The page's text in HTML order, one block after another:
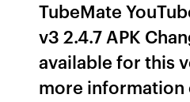
TubeMate
v3 2.4.7 APK
available for this
more information